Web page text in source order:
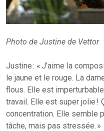
Photo de Justine de Vettor
Justine : « J’aime la
le jaune et le rouge. La
flous. Elle est
travail. Elle est super jolie !
concentration. Elle semble
tâche, mais pas stressée. »